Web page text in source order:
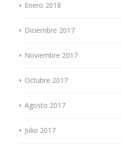
Enero 2018
Diciembre 2017
Noviembre 2017
Octubre 2017
Agosto 2017
Julio 2017